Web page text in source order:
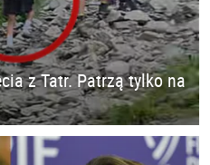
z Tatr. Patrzą tylko na